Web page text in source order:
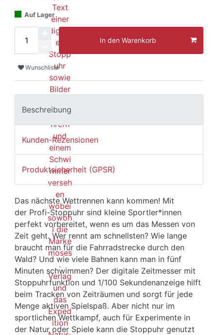
Auf Lager
In den Warenkorb
Wunschliste
Beschreibung
Kunden-Rezensionen
Produktsicherheit (GPSR)
Das nächste Wettrennen kann kommen! Mit
der Profi-Stoppuhr sind kleine Sportler*innen
perfekt vorbereitet, wenn es um das Messen von
Zeit geht. Wer rennt am schnellsten? Wie lange
braucht man für die Fahrradstrecke durch den
Wald? Und wie viele Bahnen kann man in fünf
Minuten schwimmen? Der digitale Zeitmesser mit
Stoppuhrfunktion und 1/100 Sekundenanzeige hilft
beim Tracken von Zeiträumen und sorgt für jede
Menge aktiven Spielspaß. Aber nicht nur im
sportlichen Wettkampf, auch für Experimente in
der Natur oder Spiele kann die Stoppuhr genutzt